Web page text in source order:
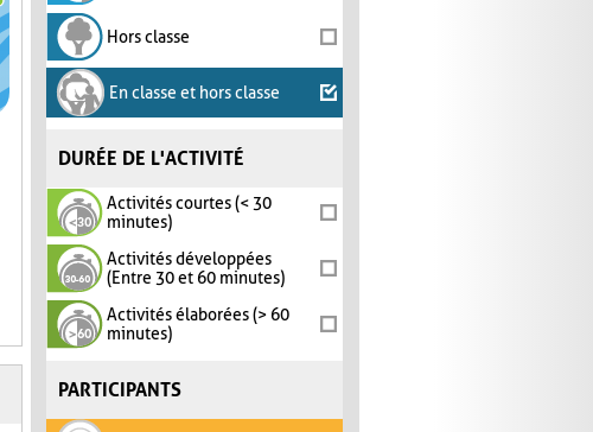
Hors classe
En classe et hors classe
DURÉE DE L'ACTIVITÉ
Activités courtes (< 30
minutes)
Activités développées
(Entre 30 et 60 minutes)
Activités élaborées (> 60
minutes)
PARTICIPANTS